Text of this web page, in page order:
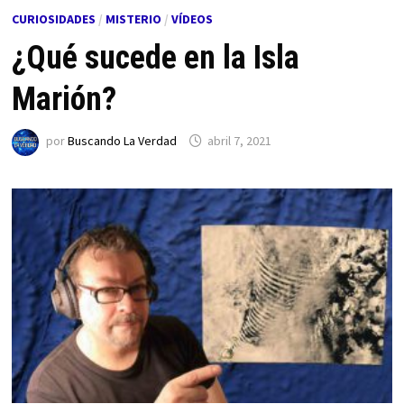
CURIOSIDADES / MISTERIO / VÍDEOS
¿Qué sucede en la Isla
Marión?
porBuscando La Verdad abril 7, 2021